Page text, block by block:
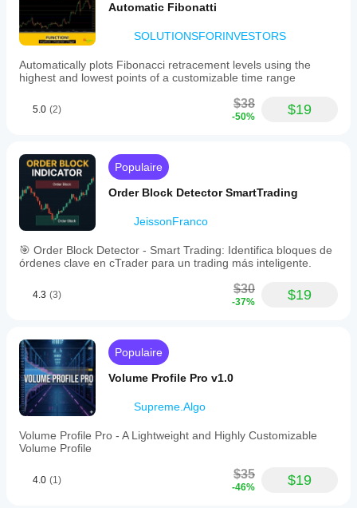
Automatic Fibonatti
SOLUTIONSFORINVESTORS
Automatically plots Fibonacci retracement levels using the
highest and lowest points of a customizable time range
5.0 (2) $38
-50% $19
Populaire
Order Block Detector SmartTrading
JeissonFranco
🎯 Order Block Detector - Smart Trading: Identifica bloques de
órdenes clave en cTrader para un trading más inteligente.
4.3 (3) $30
-37% $19
Populaire
Volume Profile Pro v1.0
Supreme.Algo
Volume Profile Pro - A Lightweight and Highly Customizable
Volume Profile
4.0 (1) $35
-46% $19